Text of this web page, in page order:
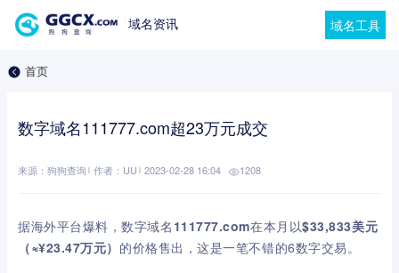
域名资讯 域名工具
首页
数字域名111777.com超23万元成交
来源：狗狗查询 作者：UU 2023-02-28 16:04 1208
据海外平台爆料，数字域名 111777.com在本月以$33,833美元
（≈¥23.47万元） 的价格售出，这是一笔不错的6数字交易。